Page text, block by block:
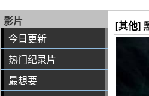
影片
今日更新
热门纪录片
最想要
[其他]